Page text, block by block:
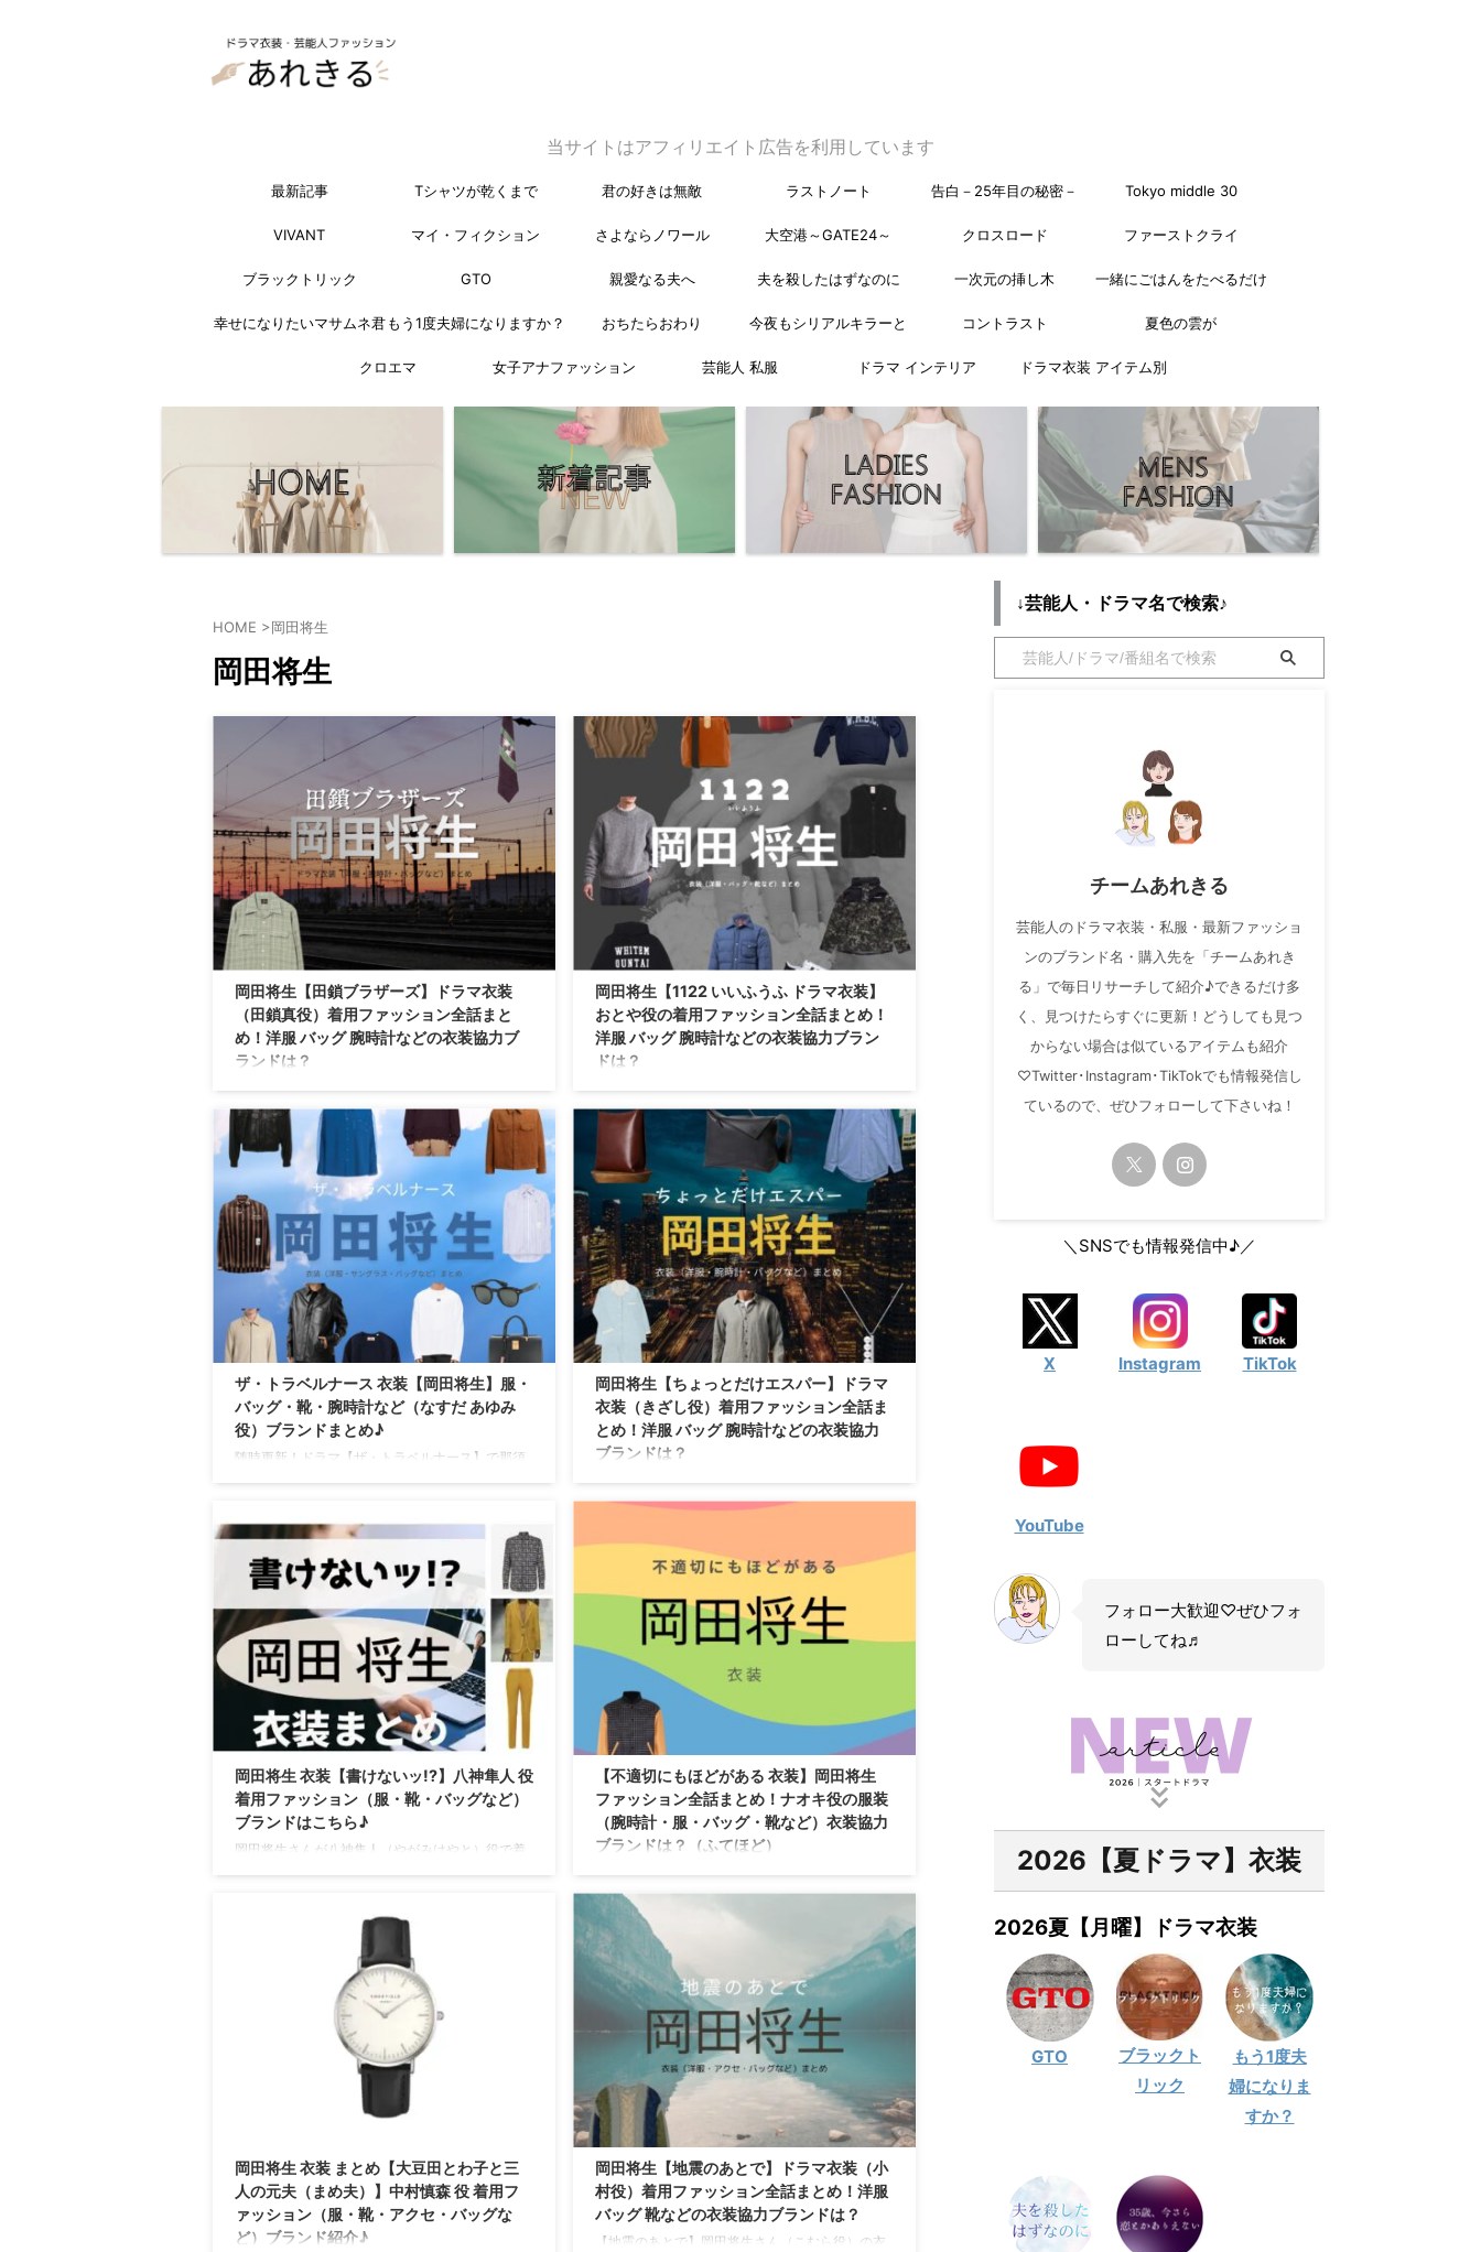
当サイトはアフィリエイト広告を利用しています
最新記事 Tシャツが乾くまで 君の好きは無敵 ラストノート 告白－25年目の秘密－ Tokyo middle 30
VIVANT マイ・フィクション さよならノワール 大空港～GATE24～ クロスロード ファーストクライ
ブラックトリック GTO 親愛なる夫へ 夫を殺したはずなのに 一次元の挿し木 一緒にごはんをたべるだけ
幸せになりたいマサムネ君 もう1度夫婦になりますか？ おちたらおわり 今夜もシリアルキラーと コントラスト 夏色の雲が
クロエマ 女子アナファッション 芸能人 私服 ドラマ インテリア ドラマ衣装 アイテム別
HOME >岡田将生
岡田将生
岡田将生【田鎖ブラザーズ】ドラマ衣装
（田鎖真役）着用ファッション全話まと
め！洋服 バッグ 腕時計などの衣装協力ブ
ランドは？
と役）の衣装・服装（服･バッグ･アクセ・靴な
ど）やドラマファッションのコーデを着用シーン
別・コーデ別に紹介♪
岡田将生【1122 いいふうふ ドラマ衣装】
おとや役の着用ファッション全話まとめ！
洋服 バッグ 腕時計などの衣装協力ブラン
ドは？
や役）の衣装・服装（服･バッグ･アクセ・靴な
ど）やドラマファッションのコーデを着用シーン
別・コーデ別に紹介♪
ザ・トラベルナース 衣装【岡田将生】服・
バッグ・靴・腕時計など（なすだ あゆみ
役）ブランドまとめ♪
随時更新！ドラマ【ザ・トラベルナース】で那須
♪
岡田将生【ちょっとだけエスパー】ドラマ
衣装（きざし役）着用ファッション全話ま
とめ！洋服 バッグ 腕時計などの衣装協力
ブランドは？
役）の衣装・服装（服･バッグ･アクセ・靴など）
コーデ別に紹介♪
岡田将生 衣装【書けないッ!?】八神隼人 役
着用ファッション（服・靴・バッグなど）
ブランドはこちら♪
岡田将生さんが八神隼人（やがみはやと）役で着
ポスター解禁 ＼ 個性溢れすぎなメンバー勢ぞろい
です 爽やかなレモン色にグリーンのロゴがかわい
い仕上がり✨#生田斗真#吉瀬美智子#菊池風磨#小
池徹平#北村有起哉#浜野謙太#岡田将生#長井短#
山田杏奈#潤浩#小野武彦#テレビ朝日
pic.twitter.com/0kiy7VCwYe — 【公式】オシドラ
サタデー第1弾 「書けない ...
【不適切にもほどがある 衣装】岡田将生
ファッション全話まとめ！ナオキ役の服装
（腕時計・服・バッグ・靴など）衣装協力
ブランドは？（ふてほど）
ほどがある）】で岡田将生（おかだ まさき）さん
が演じるナオキ役に衣装提供されているドラマの
服装（ファッション・コーデ）の「ブランド」や
「購入先」の情報をまとめています♪ 岡田将生お
かだ まさきさんがドラマ【不適切にもほどがあ
る】ナオキ役で着用している、 を衣装協力のブラ
ンドからリサーチして紹介♪ 第1話〜最終回ま
で、着用シーン別・コーデ別にドラマファッショ
ンをまとめていきます♪ 着用アイテムが不明の場
合や在庫切れの場合、デザインが似て ...
岡田将生 衣装 まとめ【大豆田とわ子と三
人の元夫（まめ夫）】中村慎森 役 着用フ
ァッション（服・靴・アクセ・バッグな
ど）ブランド紹介♪
岡田将生【地震のあとで】ドラマ衣装（小
村役）着用ファッション全話まとめ！洋服
バッグ 靴などの衣装協力ブランドは？
【地震のあとで】岡田将生さん（こむら役）の衣
↓芸能人・ドラマ名で検索♪
チームあれきる
芸能人のドラマ衣装・私服・最新ファッショ
ンのブランド名・購入先を「チームあれき
る」で毎日リサーチして紹介♪できるだけ多
く、見つけたらすぐに更新！どうしても見つ
からない場合は似ているアイテムも紹介
♡Twitter･Instagram･TikTokでも情報発信し
ているので、ぜひフォローして下さいね！
＼SNSでも情報発信中♪／
X Instagram TikTok
YouTube
フォロー大歓迎♡ぜひフォ
ローしてね♬
2026【夏ドラマ】衣装
2026夏【月曜】ドラマ衣装
GTO
ブラックト
リック
もう1度夫
婦になりま
すか？